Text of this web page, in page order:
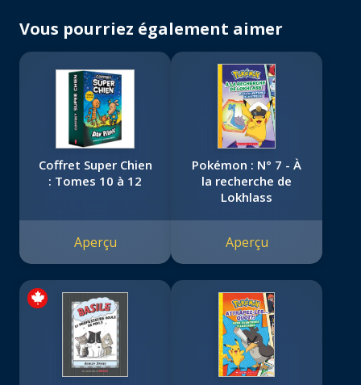
Vous pourriez également aimer
Coffret Super Chien
: Tomes 10 à 12
Aperçu
Pokémon : N° 7 - À
la recherche de
Lokhlass
Aperçu